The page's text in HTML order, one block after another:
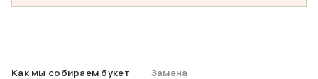
Как мы собираем букет Замена